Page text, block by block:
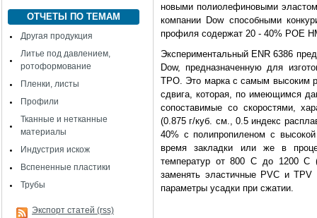
ОТЧЕТЫ ПО ТЕМАМ
Другая продукция
Литье под давлением,
ротоформование
Пленки, листы
Профили
Тканные и нетканные
материалы
Индустрия искож
Вспененные пластики
Трубы
Экспорт статей (rss)
новыми полиолефиновыми
компании Dow способными
профиля содержат 20 - 40% POE
Экспериментальный ENR 6386
Dow, предназначенную для
TPO. Это марка с самым высоким
сдвига, которая, по имеющимся
сопоставимые со скоростями,
(0.875 г/куб. см., 0.5 индекс
40% с полипропиленом с
время закладки или же в
температур от 800 C до 1200
заменять эластичные PVC и
параметры усадки при сжатии.